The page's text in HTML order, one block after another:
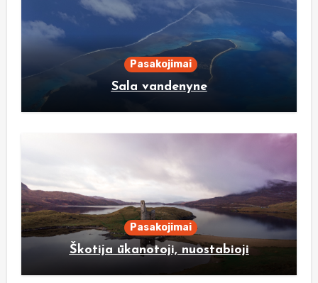
Pasakojimai
Sala vandenyne
Pasakojimai
Škotija ūkanotoji, nuostabioji